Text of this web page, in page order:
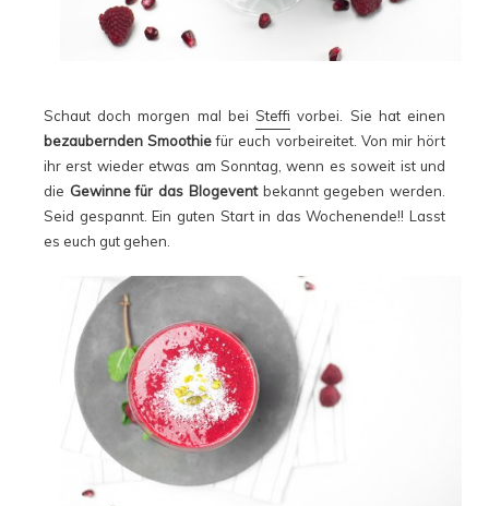
Schaut doch morgen mal beiSteffi vorbei. Sie hat einen
bezaubernden Smoothiefür euch vorbeireitet. Von mir hört
ihr erst wieder etwas am Sonntag, wenn es soweit ist und
die Gewinne für das Blogeventbekannt gegeben werden.
Seid gespannt. Ein guten Start in das Wochenende!! Lasst
es euch gut gehen.